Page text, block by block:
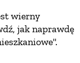
wierny
jak naprawdę